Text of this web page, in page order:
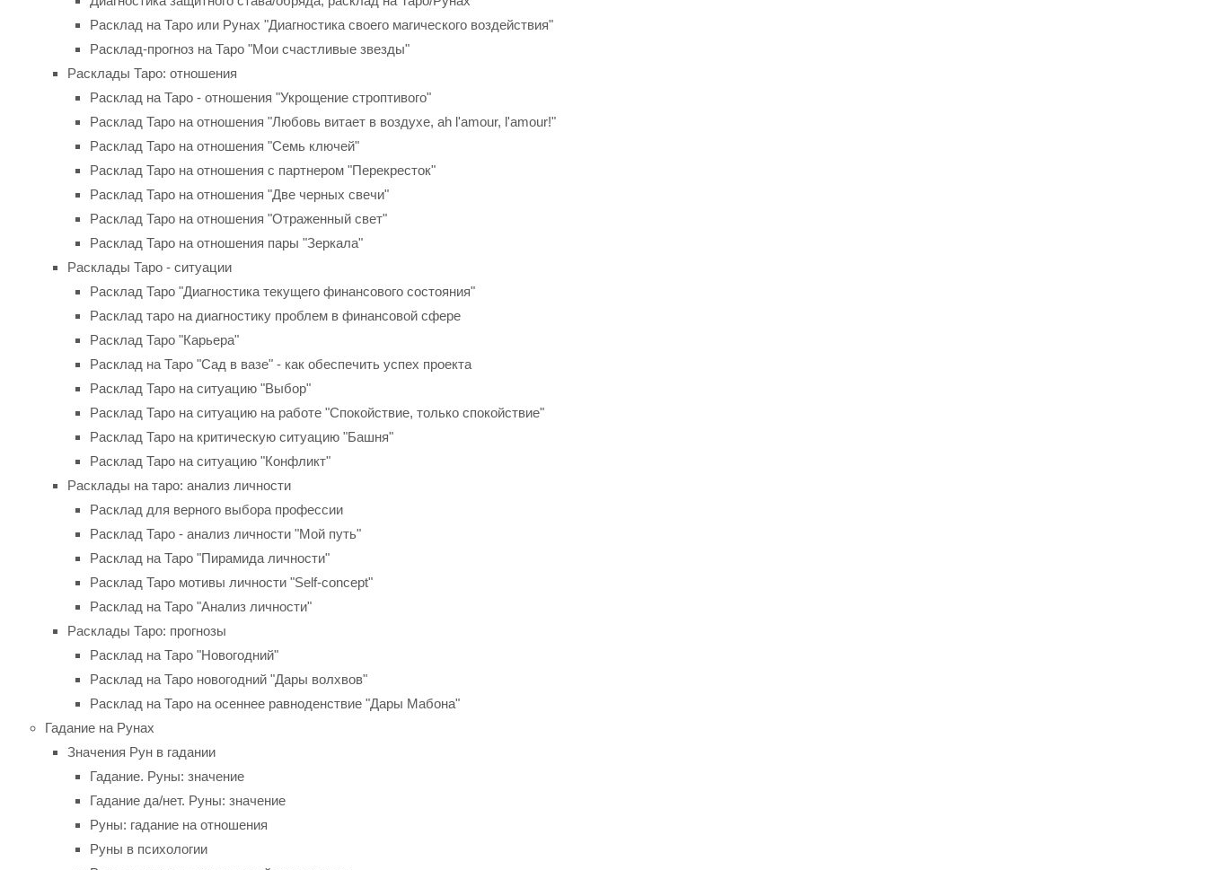
Расклад на Таро или Рунах "Диагностика своего магического воздействия"
Расклад-прогноз на Таро "Мои счастливые звезды"
Расклады Таро: отношения
Расклад на Таро - отношения "Укрощение строптивого"
Расклад Таро на отношения "Любовь витает в воздухе, ah l'amour, l'amour!"
Расклад Таро на отношения "Семь ключей"
Расклад Таро на отношения с партнером "Перекресток"
Расклад Таро на отношения "Две черных свечи"
Расклад Таро на отношения "Отраженный свет"
Расклад Таро на отношения пары "Зеркала"
Расклады Таро - ситуации
Расклад Таро "Диагностика текущего финансового состояния"
Расклад таро на диагностику проблем в финансовой сфере
Расклад Таро "Карьера"
Расклад на Таро "Сад в вазе" - как обеспечить успех проекта
Расклад Таро на ситуацию "Выбор"
Расклад Таро на ситуацию на работе "Спокойствие, только спокойствие"
Расклад Таро на критическую ситуацию "Башня"
Расклад Таро на ситуацию "Конфликт"
Расклады на таро: анализ личности
Расклад для верного выбора профессии
Расклад Таро - анализ личности "Мой путь"
Расклад на Таро "Пирамида личности"
Расклад Таро мотивы личности "Self-concept"
Расклад на Таро "Анализ личности"
Расклады Таро: прогнозы
Расклад на Таро "Новогодний"
Расклад на Таро новогодний "Дары волхвов"
Расклад на Таро на осеннее равноденствие "Дары Мабона"
Гадание на Рунах
Значения Рун в гадании
Гадание. Руны: значение
Гадание да/нет. Руны: значение
Руны: гадание на отношения
Руны в психологии